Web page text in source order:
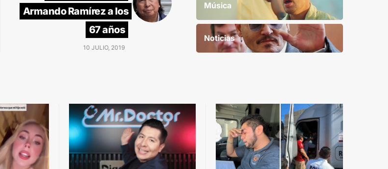
Armando Ramírez a los
67 años
10 JULIO, 2019
Música
Noticias